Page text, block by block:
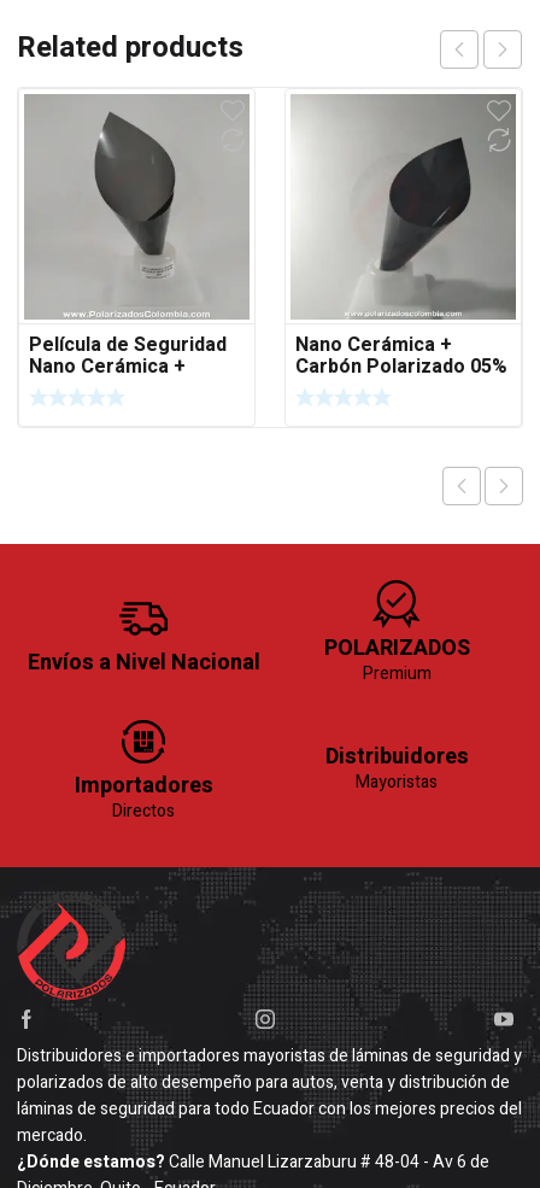
Related products
Película de Seguridad
Nano Cerámica +
Carbón 4 Mil 35%
Nano Cerámica +
Carbón Polarizado 05%
Envíos a Nivel Nacional POLARIZADOS
Premium
Importadores
Directos
Distribuidores
Mayoristas
Distribuidores e importadores mayoristas de láminas de seguridad y
polarizados de alto desempeño para autos, venta y distribución de
láminas de seguridad para todo Ecuador con los mejores precios del
mercado.
¿Dónde estamos?Calle Manuel Lizarzaburu # 48-04 - Av 6 de